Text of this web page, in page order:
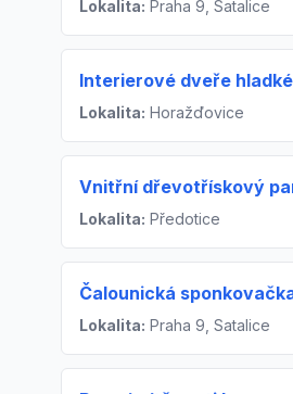
Lokalita: Praha 9, Satalice
Interierové dveře hladké
Lokalita: Horažďovice
Vnitřní dřevotřískový
Lokalita: Předotice
Čalounická
Lokalita: Praha 9, Satalice